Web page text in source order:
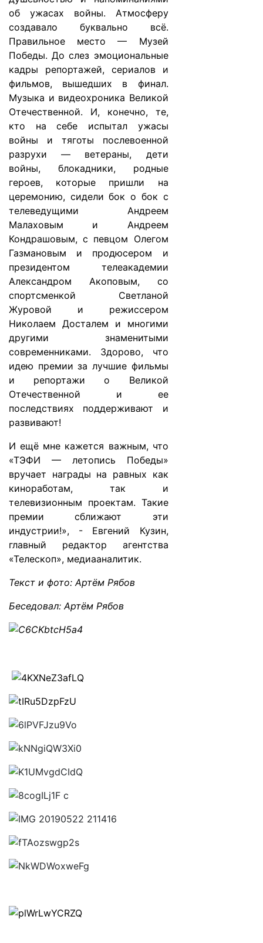
об ужасах войны. Атмосферу
создавало буквально всё.
Правильное место — Музей
Победы. До слез эмоциональные
кадры репортажей, сериалов и
фильмов, вышедших в финал.
Музыка и видеохроника Великой
Отечественной. И, конечно, те,
кто на себе испытал ужасы
войны и тяготы послевоенной
разрухи — ветераны, дети
войны, блокадники, родные
героев, которые пришли на
церемонию, сидели бок о бок с
телеведущими Андреем
Малаховым и Андреем
Кондрашовым, с певцом Олегом
Газмановым и продюсером и
президентом телеакадемии
Александром Акоповым, со
спортсменкой Светланой
Журовой и режиссером
Николаем Досталем и многими
другими знаменитыми
современниками. Здорово, что
идею премии за лучшие фильмы
и репортажи о Великой
Отечественной и ее
последствиях поддерживают и
развивают!
И ещё мне кажется важным, что
«ТЭФИ — летопись Победы»
вручает награды на равных как
киноработам, так и
телевизионным проектам. Такие
премии сближают эти
индустрии!», - Евгений Кузин,
главный редактор агентства
«Телескоп», медиааналитик.
Текст и фото: Артём Рябов
Беседовал: Артём Рябов